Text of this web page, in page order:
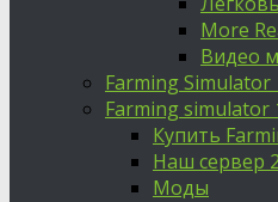
More
Видео
Farming Simulator
Farming simulator
Купить
Наш сервер
Моды